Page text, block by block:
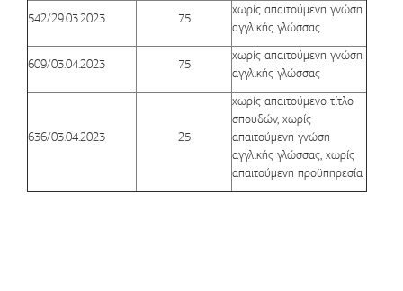
542/29.03.2023 75
χωρίς απαιτούμενη γνώση
αγγλικής γλώσσας
609/03.04.2023 75
χωρίς απαιτούμενη γνώση
αγγλικής γλώσσας
636/03.04.2023 25
χωρίς απαιτούμενο τίτλο
σπουδών, χωρίς
απαιτούμενη γνώση
αγγλικής γλώσσας, χωρίς
απαιτούμενη προϋπηρεσία